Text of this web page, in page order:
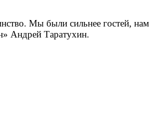
Мы были сильнее гостей, нам
Андрей Таратухин.